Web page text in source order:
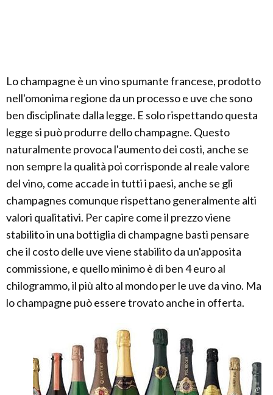
Lo champagne è un vino spumante francese, prodotto
nell'omonima regione da un processo e uve che sono
ben disciplinate dalla legge. E solo rispettando questa
legge si può produrre dello champagne. Questo
naturalmente provoca l'aumento dei costi, anche se
non sempre la qualità poi corrisponde al reale valore
del vino, come accade in tutti i paesi, anche se gli
champagnes comunque rispettano generalmente alti
valori qualitativi. Per capire come il prezzo viene
stabilito in una bottiglia di champagne basti pensare
che il costo delle uve viene stabilito da un'apposita
commissione, e quello minimo è di ben 4 euro al
chilogrammo, il più alto al mondo per le uve da vino. Ma
lo champagne può essere trovato anche in offerta.